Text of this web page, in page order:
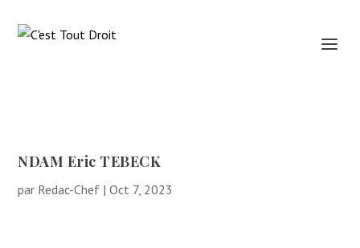
NDAM Eric TEBECK
par Redac-Chef |Oct 7, 2023